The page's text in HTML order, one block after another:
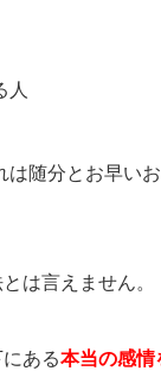
人
随分とお早い
は言えません。
ある本当の感情